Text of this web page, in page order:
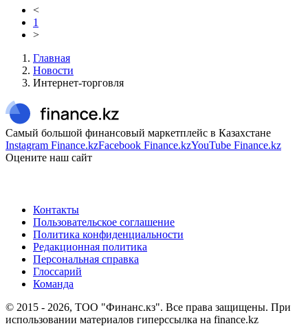
<
1
>
Главная
Новости
Интернет-торговля
Самый большой финансовый маркетплейс в Казахстане
Instagram Finance.kzFacebook Finance.kzYouTube Finance.kz
Оцените наш сайт
Контакты
Пользовательское соглашение
Политика конфиденциальности
Редакционная политика
Персональная справка
Глоссарий
Команда
© 2015 - 2026, ТОО "Финанс.кз". Все права защищены. При
использовании материалов гиперссылка на finance.kz